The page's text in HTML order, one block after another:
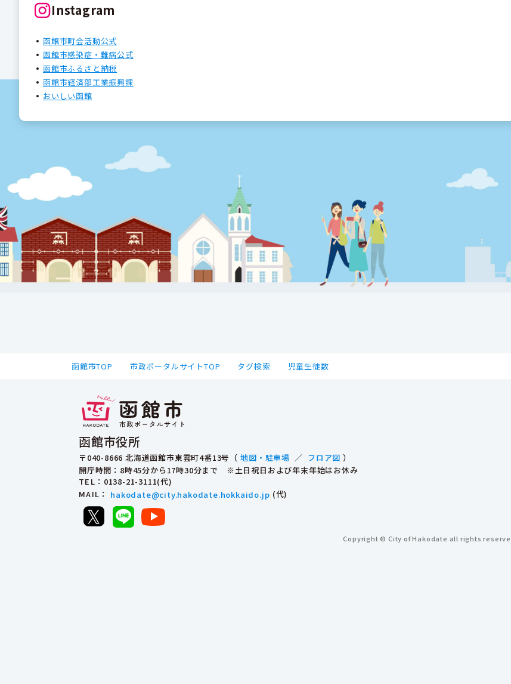
Instagram
函館市町会活動公式
函館市感染症・難病公式
函館市ふるさと納税
函館市経済部工業振興課
おいしい函館
函館市TOP 市政ポータルサイトTOP タグ検索 児童生徒数
函館市役所
〒040-8666 北海道函館市東雲町4番13号（ 地図・駐車場 ／ フロア図 ）
開庁時間：8時45分から17時30分まで ※土日祝日および年末年始はお休み
TEL ：0138-21-3111(代)
MAIL ： hakodate@city.hakodate.hokkaido.jp (代)
Copyright © City of Hakodate all rights